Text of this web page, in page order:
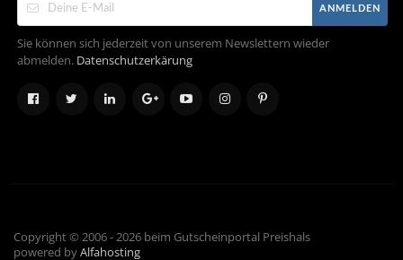
ANMELDEN
Sie können sich jederzeit von unserem Newslettern wieder
abmelden. Datenschutzerkärung
Copyright © 2006 - 2026 beim Gutscheinportal Preishals
powered byAlfahosting